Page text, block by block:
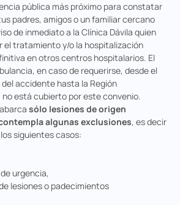
pública más próximo para constatar
padres, amigos o un familiar cercano
de inmediato a la Clínica Dávila quien
el tratamiento y/o la hospitalización
en otros centros hospitalarios. El
en caso de requerirse, desde el
del accidente hasta la Región
está cubierto por este convenio.
sólo lesiones de origen
algunas exclusiones, es decir
siguientes casos:
urgencia,
lesiones o padecimientos